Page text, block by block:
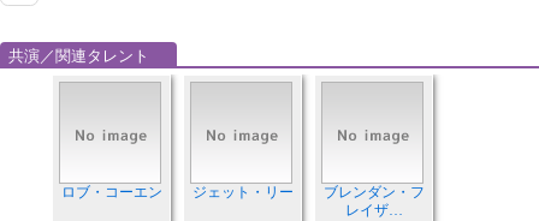
共演／関連タレント
ロブ・コーエン ジェット・リー
ブレンダン・フ
レイザ…